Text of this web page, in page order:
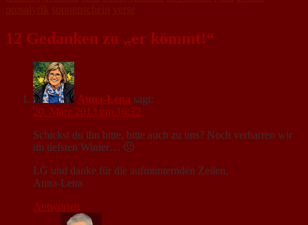
12 Gedanken zu „er kömmt!“
Anna-Lena sagt:
20. März 2013 um 16:32
Schickst du ihn bitte, bitte auch zu uns? Noch verharren wir
im tiefsten Winter… 🙁
LG und danke für die aufmunternden Zeilen,
Anna-Lena
Antworten